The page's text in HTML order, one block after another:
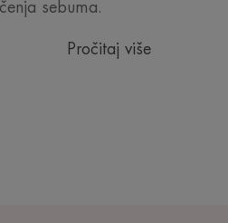
sebuma.
Pročitaj više